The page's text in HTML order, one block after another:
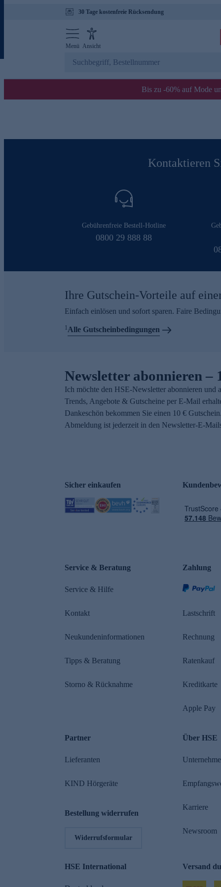
30 Tage kostenfreie Rücksendung
Menü Ansicht
Bis zu -60% auf Mode
Kontaktieren
Gebührenfreie Bestell-Hotline
0800 29 888 88
Ihre Gutschein-Vorteile auf
Einfach einlösen und sofort sparen. Faire
1Alle Gutscheinbedingungen
Newsletter abonnieren –
Ich möchte den HSE-Newsletter abonnieren und
Trends, Angebote & Gutscheine per E-Mail
Dankeschön bekommen Sie einen 10 €
Abmeldung ist jederzeit in den Newsletter-E-
Sicher einkaufen
Service & Beratung
Service & Hilfe
Kontakt
Neukundeninformationen
Tipps & Beratung
Storno & Rücknahme
Zahlung
Lastschrift
Rechnung
Ratenkauf
Kreditkarte
Apple Pay
Partner
Lieferanten
KIND Hörgeräte
Bestellung widerrufen
Widerrufsformular
Über HSE
Karriere
Newsroom
HSE International Versand